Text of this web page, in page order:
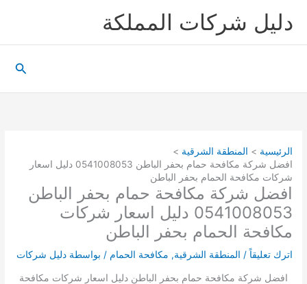
دليل شركات المملكة
الرئيسية
المنطقة الشرقية
افضل شركة مكافحة حمام بحفر الباطن 0541008053 دليل اسعار
شركات مكافحة الحمام بحفر الباطن
افضل شركة مكافحة حمام بحفر الباطن
0541008053 دليل اسعار شركات
مكافحة الحمام بحفر الباطن
اترك تعليقاً / المنطقة الشرقية, مكافحة الحمام / بواسطة دليل شركات
افضل شركة مكافحة حمام بحفر الباطن دليل اسعار شركات مكافحة